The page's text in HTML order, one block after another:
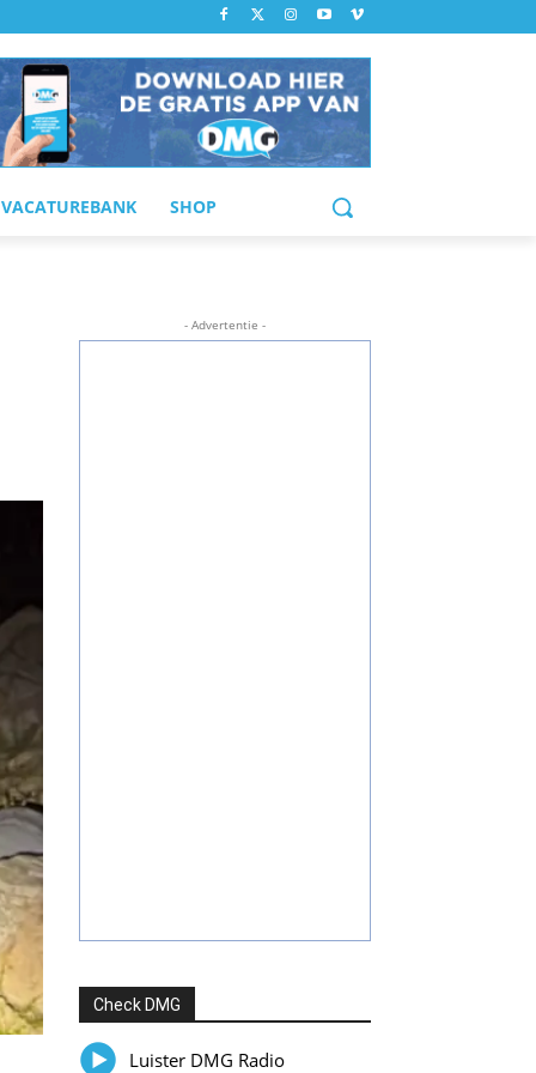
VACATUREBANK SHOP
- Advertentie -
Check DMG
Luister DMG Radio